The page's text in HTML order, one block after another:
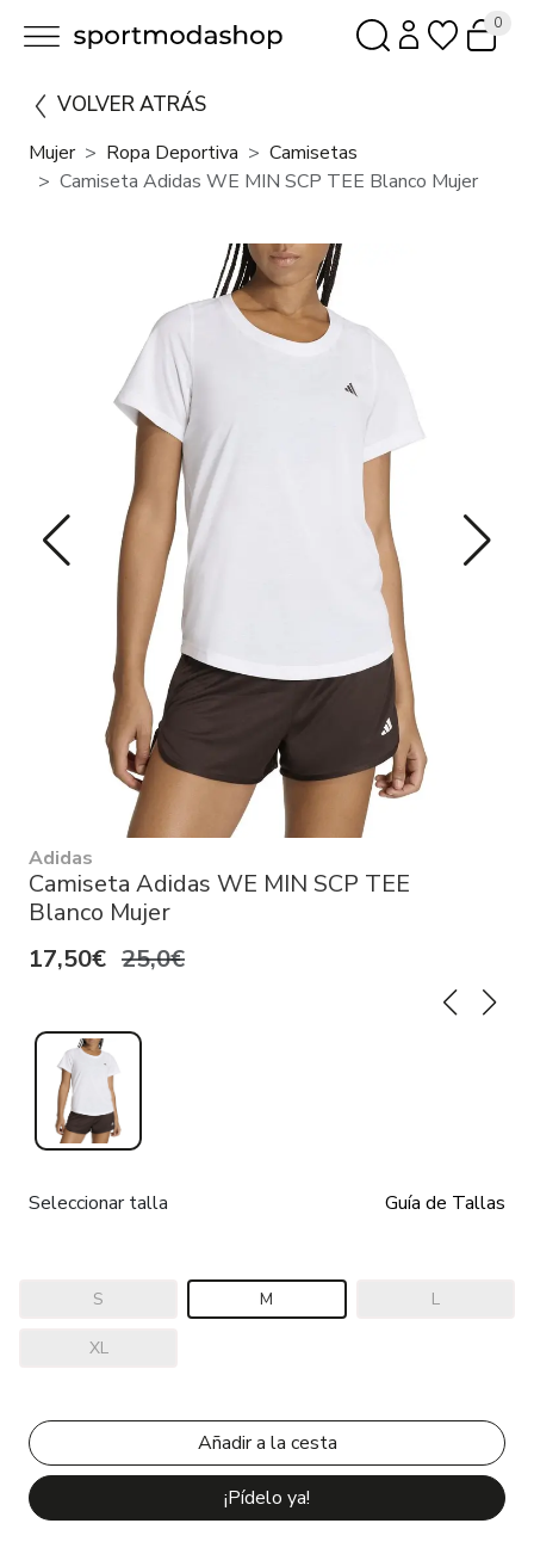
0
VOLVER ATRÁS
Mujer Ropa Deportiva
Camisetas
Camiseta Adidas WE MIN SCP TEE Blanco Mujer
Adidas
Camiseta Adidas WE MIN SCP TEE
Blanco Mujer
17,50€ 25,0€
Seleccionar talla Guía de Tallas
S M L
XL
¡Pídelo ya!